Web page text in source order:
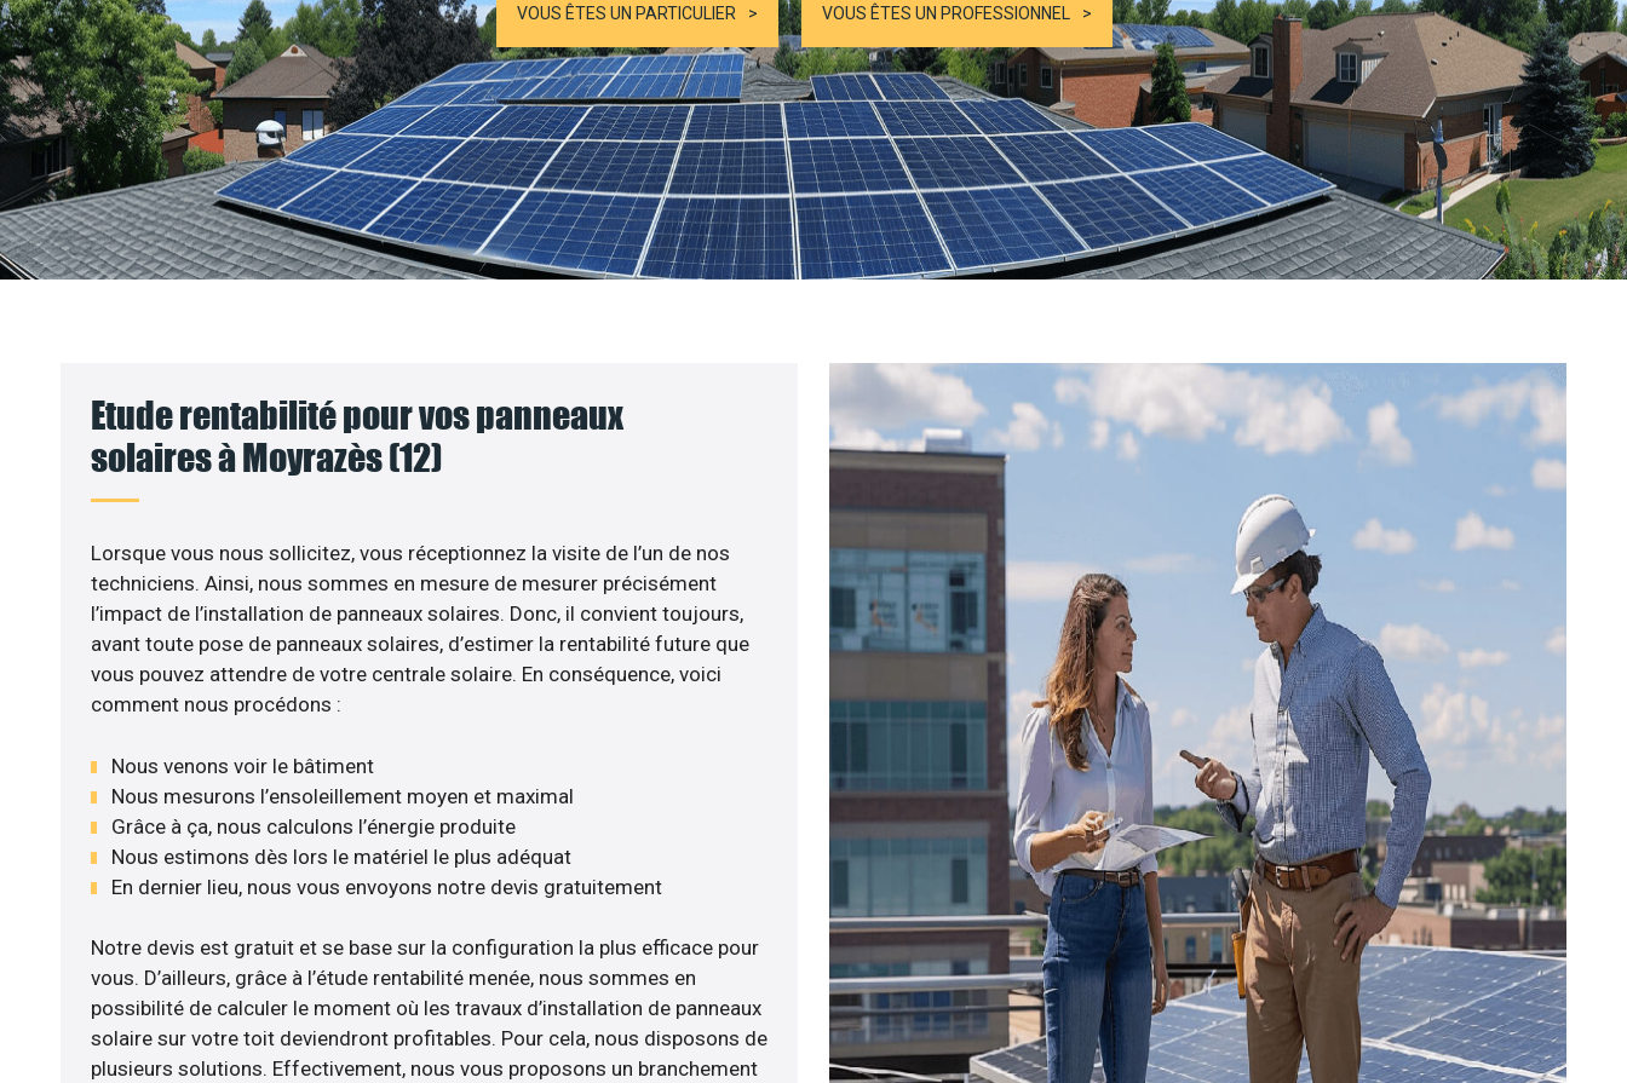
VOUS ÊTES UN PARTICULIER VOUS ÊTES UN PROFESSIONNEL
Etude rentabilité pour vos panneaux
solaires à Moyrazès (12)
Lorsque vous nous sollicitez, vous réceptionnez la visite de l’un de nos
techniciens. Ainsi, nous sommes en mesure de mesurer précisément
l’impact de l’installation de panneaux solaires. Donc, il convient toujours,
avant toute pose de panneaux solaires, d’estimer la rentabilité future que
vous pouvez attendre de votre centrale solaire. En conséquence, voici
comment nous procédons :
Nous venons voir le bâtiment
Nous mesurons l’ensoleillement moyen et maximal
Grâce à ça, nous calculons l’énergie produite
Nous estimons dès lors le matériel le plus adéquat
En dernier lieu, nous vous envoyons notre devis gratuitement
Notre devis est gratuit et se base sur la configuration la plus efficace pour
vous. D’ailleurs, grâce à l’étude rentabilité menée, nous sommes en
possibilité de calculer le moment où les travaux d’installation de panneaux
solaire sur votre toit deviendront profitables. Pour cela, nous disposons de
plusieurs solutions. Effectivement, nous vous proposons un branchement